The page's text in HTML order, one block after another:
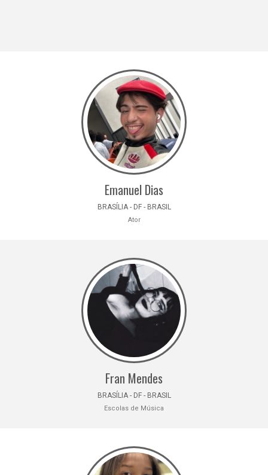
Emanuel Dias
BRASÍLIA - DF - BRASIL
Ator
Fran Mendes
BRASÍLIA - DF - BRASIL
Escolas de Música